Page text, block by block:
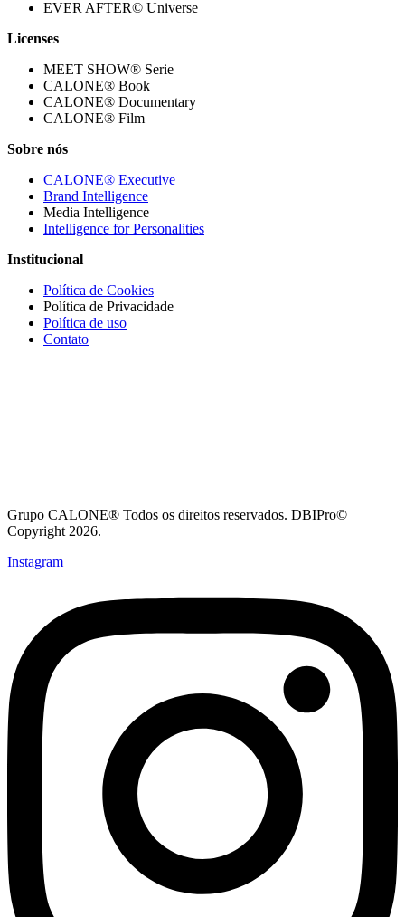
EVER AFTER© Universe
Licenses
MEET SHOW® Serie
CALONE® Book
CALONE® Documentary
CALONE® Film
Sobre nós
CALONE® Executive
Brand Intelligence
Media Intelligence
Intelligence for Personalities
Institucional
Política de Cookies
Política de Privacidade
Política de uso
Contato
Grupo CALONE® Todos os direitos reservados. DBIPro©
Copyright 2026.
Instagram